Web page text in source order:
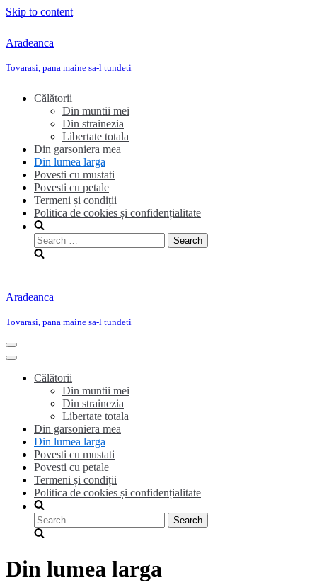
Skip to content
Aradeanca
Tovarasi, pana maine sa-l tundeti
Călătorii
Din muntii mei
Din strainezia
Libertate totala
Din garsoniera mea
Din lumea larga
Povesti cu mustati
Povesti cu petale
Termeni și condiții
Politica de cookies și confidențialitate
Search
for:
Aradeanca
Tovarasi, pana maine sa-l tundeti
Toggle
Navigation
Toggle
NavigationCălătorii
Din muntii mei
Din strainezia
Libertate totala
Din garsoniera mea
Din lumea larga
Povesti cu mustati
Povesti cu petale
Termeni și condiții
Politica de cookies și confidențialitate
Search
for:
Din lumea larga